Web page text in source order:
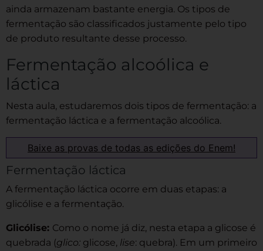
ainda armazenam bastante energia. Os tipos de
fermentação são classificados justamente pelo tipo
de produto resultante desse processo.
Fermentação alcoólica e
láctica
Nesta aula, estudaremos dois tipos de fermentação: a
fermentação láctica e a fermentação alcoólica.
Baixe as provas de todas as edições do Enem!
Fermentação láctica
A fermentação láctica ocorre em duas etapas: a
glicólise e a fermentação.
Glicólise: Como o nome já diz, nesta etapa a glicose é
quebrada (glico: glicose, lise: quebra). Em um primeiro